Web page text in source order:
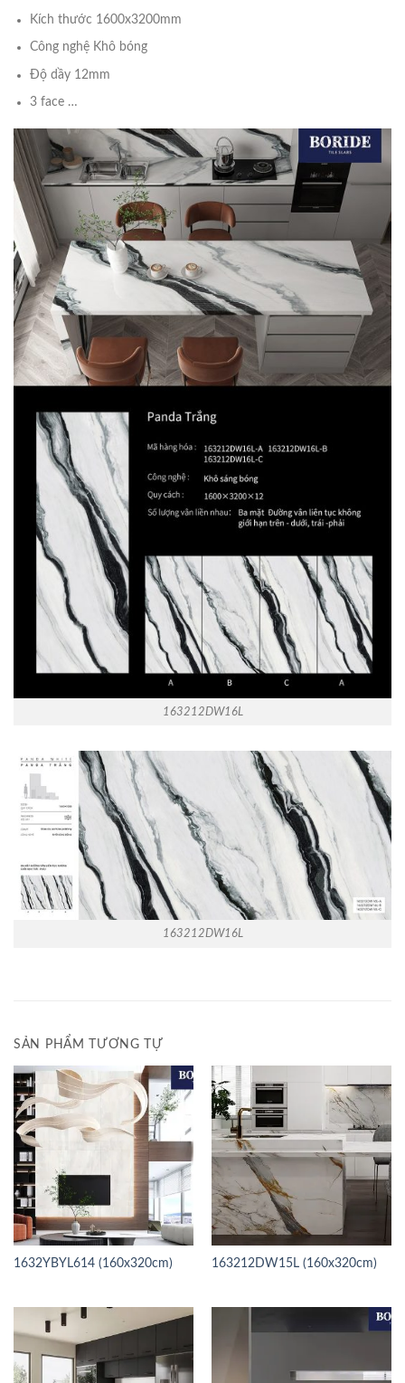
Kích thước 1600x3200mm
Công nghệ Khô bóng
Độ dầy 12mm
3 face …
163212DW16L
163212DW16L
SẢN PHẨM TƯƠNG TỰ
1632YBYL614 (160x320cm) 163212DW15L (160x320cm)